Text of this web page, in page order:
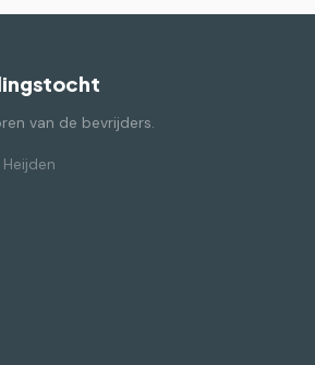
van de bevrijders.